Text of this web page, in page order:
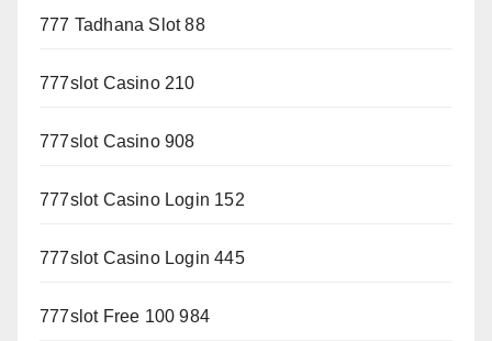
777 Tadhana Slot 88
777slot Casino 210
777slot Casino 908
777slot Casino Login 152
777slot Casino Login 445
777slot Free 100 984